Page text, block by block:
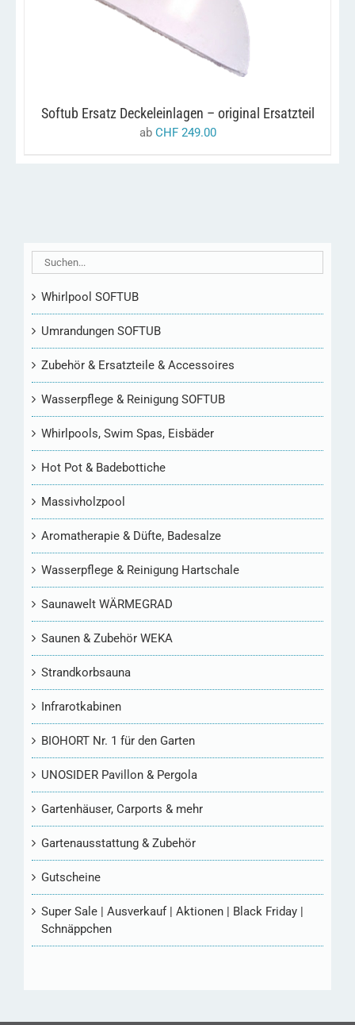
AUSFÜHRUNG WÄHLEN
WEIST
MEHRERE
VARIANTEN
OPTIONEN
KÖNNEN
AUF
Softub Ersatz Deckeleinlagen – original Ersatzteil
ab CHF249.00
Whirlpool SOFTUB
Umrandungen SOFTUB
Zubehör & Ersatzteile & Accessoires
Wasserpflege & Reinigung SOFTUB
Whirlpools, Swim Spas, Eisbäder
Hot Pot & Badebottiche
Massivholzpool
Aromatherapie & Düfte, Badesalze
Wasserpflege & Reinigung Hartschale
Saunawelt WÄRMEGRAD
Saunen & Zubehör WEKA
Strandkorbsauna
Infrarotkabinen
BIOHORT Nr. 1 für den Garten
UNOSIDER Pavillon & Pergola
Gartenhäuser, Carports & mehr
Gartenausstattung & Zubehör
Gutscheine
Super Sale | Ausverkauf | Aktionen | Black Friday |
Schnäppchen